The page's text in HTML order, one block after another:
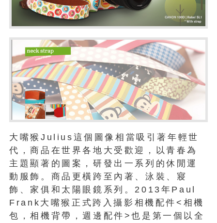
大嘴猴Julius這個圖像相當吸引著年輕世
代，商品在世界各地大受歡迎，以青春為
主題顯著的圖案，研發出一系列的休閒運
動服飾。商品更橫跨至內著、泳裝、寢
飾、家俱和太陽眼鏡系列。2013年Paul
Frank大嘴猴正式跨入攝影相機配件<相機
包，相機背帶，週邊配件>也是第一個以全